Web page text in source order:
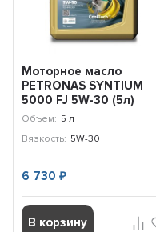
Моторное масло
PETRONAS SYNTIUM
5000 FJ 5W-30 (5л)
70542M12EU
Объем: 5 л
Вязкость: 5W-30
6 730₽
В корзину